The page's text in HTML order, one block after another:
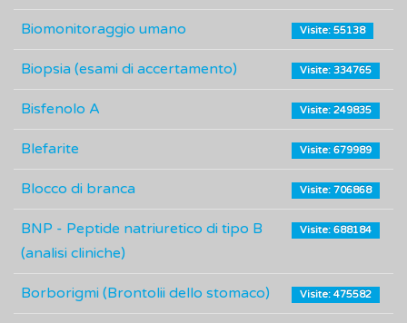
Biomonitoraggio umano Visite: 55138
Biopsia (esami di accertamento) Visite: 334765
Bisfenolo A Visite: 249835
Blefarite Visite: 679989
Blocco di branca Visite: 706868
BNP - Peptide natriuretico di tipo B
(analisi cliniche)
Visite: 688184
Borborigmi (Brontolii dello stomaco) Visite: 475582